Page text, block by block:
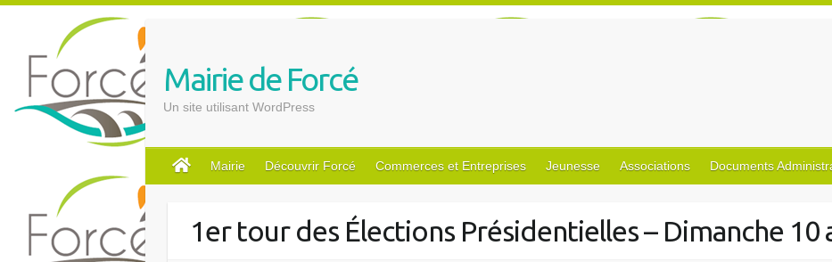
Mairie de Forcé
Un site utilisant WordPress
Mairie Découvrir Forcé Commerces et Entreprises Jeunesse Associations Documents
1er tour des Élections Présidentielles – Dimanche 10